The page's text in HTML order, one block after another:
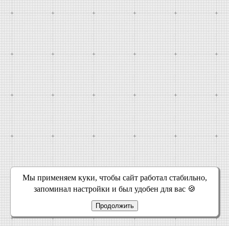
Мы применяем куки, чтобы сайт работал стабильно,
запоминал настройки и был удобен для вас 🍪
Продолжить